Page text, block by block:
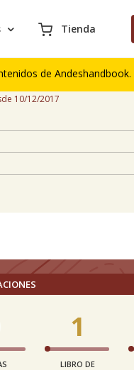
Tienda
de Andeshandbook.
10/12/2017
1
LIBRO DE